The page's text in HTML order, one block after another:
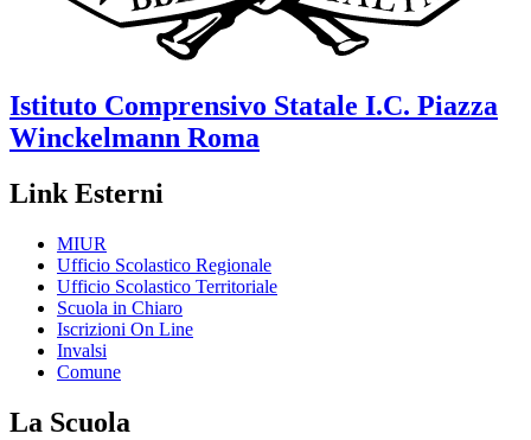
Istituto Comprensivo Statale I.C. Piazza
Winckelmann Roma
Link Esterni
MIUR
Ufficio Scolastico Regionale
Ufficio Scolastico Territoriale
Scuola in Chiaro
Iscrizioni On Line
Invalsi
Comune
La Scuola